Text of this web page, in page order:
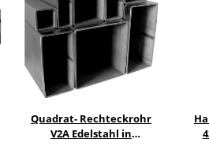
Quadrat- Rechteckrohr
V2A Edelstahl in